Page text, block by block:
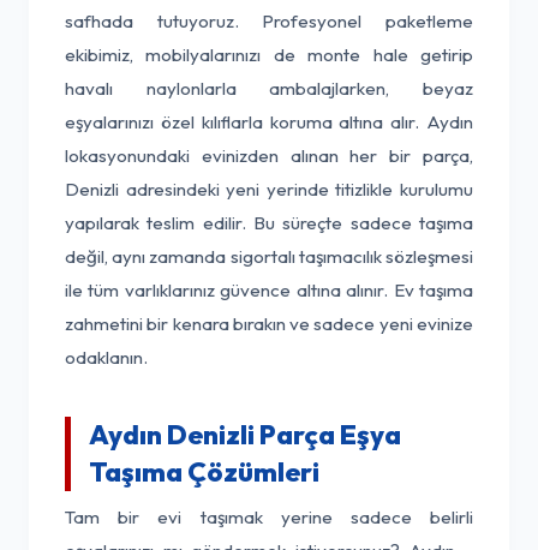
safhada tutuyoruz. Profesyonel paketleme
ekibimiz, mobilyalarınızı de monte hale getirip
havalı naylonlarla ambalajlarken, beyaz
eşyalarınızı özel kılıflarla koruma altına alır. Aydın
lokasyonundaki evinizden alınan her bir parça,
Denizli adresindeki yeni yerinde titizlikle kurulumu
yapılarak teslim edilir. Bu süreçte sadece taşıma
değil, aynı zamanda sigortalı taşımacılık sözleşmesi
ile tüm varlıklarınız güvence altına alınır. Ev taşıma
zahmetini bir kenara bırakın ve sadece yeni evinize
odaklanın.
Aydın Denizli Parça Eşya
Taşıma Çözümleri
Tam bir evi taşımak yerine sadece belirli